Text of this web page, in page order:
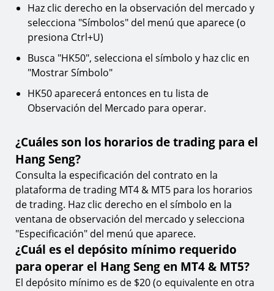
Haz clic derecho en la observación del mercado y
selecciona "Símbolos" del menú que aparece (o
presiona Ctrl+U)
Busca "HK50", selecciona el símbolo y haz clic en
"Mostrar Símbolo"
HK50 aparecerá entonces en tu lista de
Observación del Mercado para operar.
¿Cuáles son los horarios de trading para el
Hang Seng?
Consulta la especificación del contrato en la
plataforma de trading MT4 & MT5 para los horarios
de trading. Haz clic derecho en el símbolo en la
ventana de observación del mercado y selecciona
"Especificación" del menú que aparece.
¿Cuál es el depósito mínimo requerido
para operar el Hang Seng en MT4 & MT5?
El depósito mínimo es de $20 (o equivalente en otra